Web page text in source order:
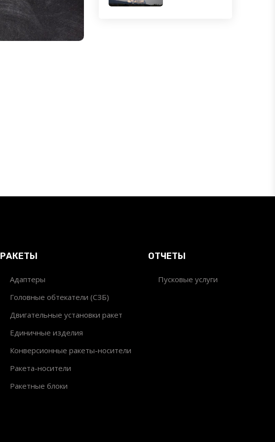
РАКЕТЫ
Адаптеры
Головные обтекатели (СЗБ)
Двигательные установки ракет
Единичные изделия
Конверсионные ракеты-носители
Ракета-носители
Ракетные блоки
ОТЧЕТЫ
Пусковые услуги